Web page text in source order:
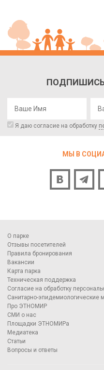
ПОДПИШИСЬ
Я даю согласие на обработку
МЫ В
О парке
Отзывы посетителей
Правила бронирования
Вакансии
Карта парка
Техническая поддержка
Согласие на обработку
Санитарно-эпидемиологические
Про ЭТНОМИР
СМИ о нас
Площадки ЭТНОМИРа
Медиатека
Статьи
Вопросы и ответы